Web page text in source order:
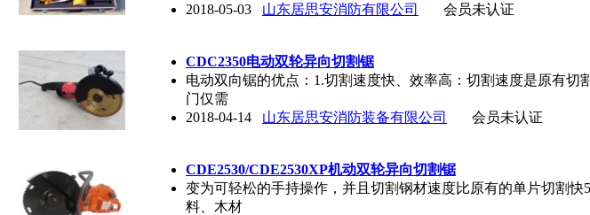
2018-05-03
山东居思安消防有限公司 会员未认证
CDC2350电动双轮异向切割锯
电动双向锯的优点：1.切割速度快、效率高：切割速度是原有
门仅需
2018-04-14
山东居思安消防装备有限公司 会员未认证
CDE2530/CDE2530XP机动双轮异向切割锯
变为可轻松的手持操作，并且切割钢材速度比原有的单片切割
料、木材